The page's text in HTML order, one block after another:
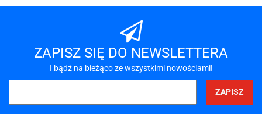
A-LAN
ZAPISZ SIĘ DO NEWSLETTERA
I bądź na bieżąco ze wszystkimi nowościami!